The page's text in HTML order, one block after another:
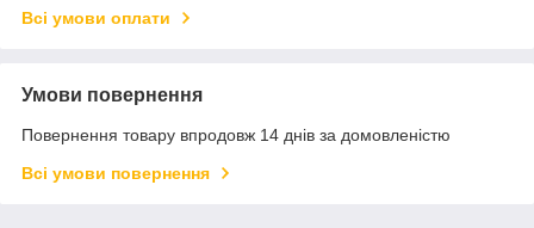
Всі умови оплати
Умови повернення
Повернення товару впродовж 14 днів за домовленістю
Всі умови повернення